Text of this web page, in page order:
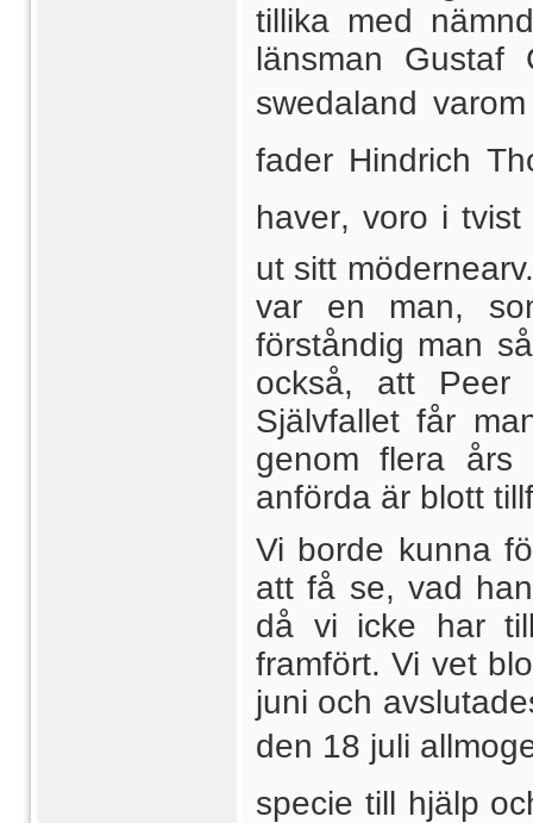
tillika med
länsman Gustaf
swedaland
fader Hindrich
haver, voro i
ut sitt
var en man,
förståndig man
också, att Peer
Självfallet får
genom flera års
anförda är blott
Vi borde kunna
att få se, vad
då vi icke har
framfört. Vi vet
juni och
den 18 juli
specie till hjälp